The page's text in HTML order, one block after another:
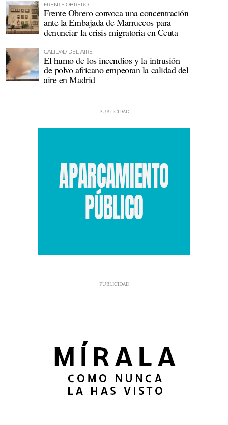
FRENTE OBRERO
Frente Obrero convoca una concentración
ante la Embajada de Marruecos para
denunciar la crisis migratoria en Ceuta
CALIDAD DEL AIRE
El humo de los incendios y la intrusión
de polvo africano empeoran la calidad del
aire en Madrid